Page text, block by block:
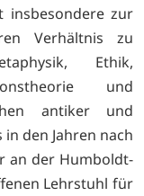
insbesondere zur
Verhältnis zu
Ethik,
und
antiker und
den Jahren nach
an der Humboldt-
Lehrstuhl für